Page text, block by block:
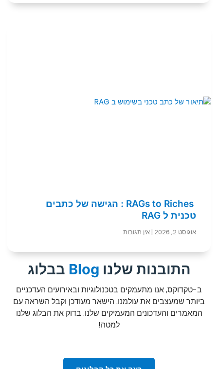
RAGs to Riches : הגישה של כתבים
טכנית ל RAG
אוגוסט 2, 2026 אין תגובות
התובנות שלנוBlogבבלוג
ב-טקדוקס, אנו מתעמקים בטכנולוגיות ובאירועים העדכניים
ביותר שמעצבים את עולמנו. הישאר מעודכן וקבל השראה עם
המאמרים והעדכונים המעמיקים שלנו. בדוק את הבלוג שלנו
למטה!